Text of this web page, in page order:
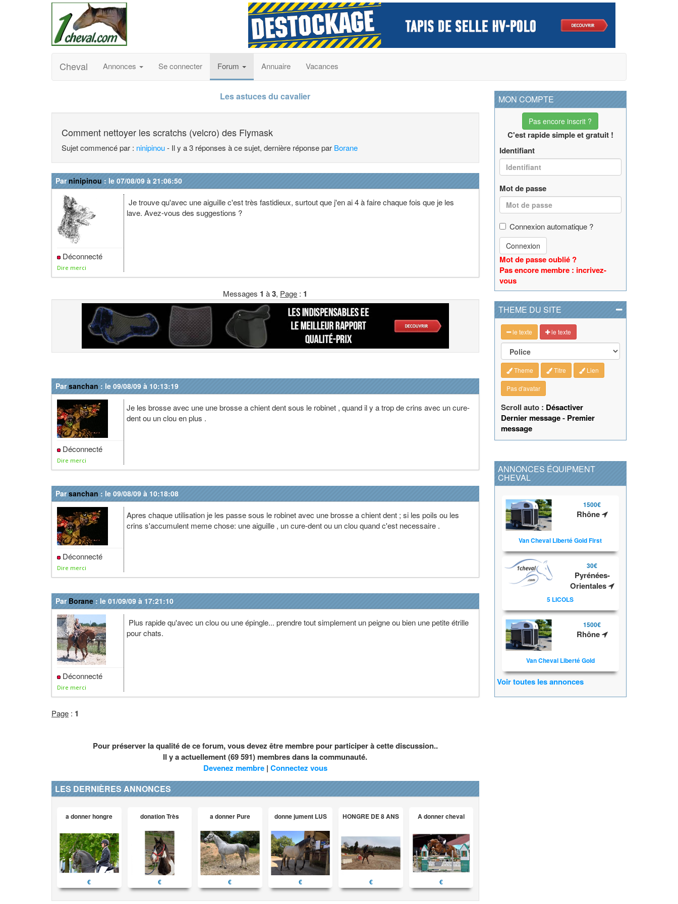
Cheval Annonces Se connecter Forum Annuaire Vacances
Les astuces du cavalier
Comment nettoyer les scratchs (velcro) des Flymask
Sujet commencé par : ninipinou- Il y a 3 réponses à ce sujet, dernière réponse par Borane
Parninipinou : le 07/08/09 à 21:06:50
Déconnecté
Dire merci
Je trouve qu'avec une aiguille c'est très fastidieux, surtout que j'en ai 4 à faire chaque fois que je les
lave. Avez-vous des suggestions ?
Messages 1 à3, Page : 1
Parsanchan : le 09/08/09 à 10:13:19
Déconnecté
Dire merci
Je les brosse avec une une brosse a chient dent sous le robinet , quand il y a trop de crins avec un cure-
dent ou un clou en plus .
Parsanchan : le 09/08/09 à 10:18:08
Déconnecté
Dire merci
Apres chaque utilisation je les passe sous le robinet avec une brosse a chient dent ; si les poils ou les
crins s'accumulent meme chose: une aiguille , un cure-dent ou un clou quand c'est necessaire .
Par Borane : le 01/09/09 à 17:21:10
Déconnecté
Dire merci
Plus rapide qu'avec un clou ou une épingle... prendre tout simplement un peigne ou bien une petite étrille
pour chats.
Page : 1
Pour préserver la qualité de ce forum, vous devez être membre pour participer à cette discussion..
Il y a actuellement (69 591) membres dans la communauté.
Devenez membre| Connectez vous
LES DERNIÈRES ANNONCES
a donner hongre
€
donation Très
€
a donner Pure
€
donne jument LUS
€
HONGRE DE 8 ANS
€
A donner cheval
€
MON COMPTE
Pas encore inscrit ?
C'est rapide simple et gratuit !
Identifiant
Mot de passe
Connexion automatique ?
Connexion
Mot de passe oublié ?
Pas encore membre : incrivez-
vous
THEME DU SITE
le texte le texte
Theme Titre Lien
Pas d'avatar
Scroll auto : Désactiver
Dernier message- Premier
message
ANNONCES ÉQUIPMENT
CHEVAL
1500€
Rhône
Van Cheval Liberté Gold First
30€
Pyrénées-
Orientales
5 LICOLS
1500€
Rhône
Van Cheval Liberté Gold
Voir toutes les annonces